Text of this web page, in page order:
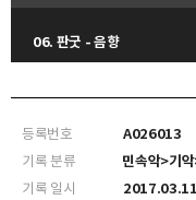
06. 판굿 - 음향
등록번호
A026013
기록 분류
민속악>기
기록 일시